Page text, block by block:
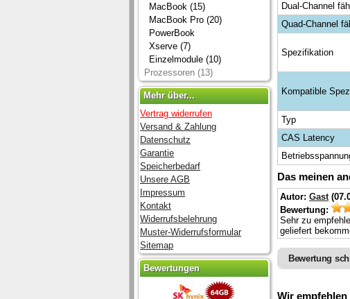
Dual-Channel
Quad-Channel
Spezifikation
Kompatible
Typ
CAS Latency
Das meinen
Autor:Gast
Bewertung:
Sehr zu
geliefert
Bewertung
Wir
MacBook (15)
MacBook Pro (20)
PowerBook
Xserve (7)
Einzelmodule (10)
Prozessoren (13)
Mehr über...
Vertrag widerrufen
Versand & Zahlung
Datenschutz
Garantie
Speicherbedarf
Unsere AGB
Impressum
Kontakt
Widerrufsbelehrung
Muster-Widerrufsformular
Sitemap
Bewertungen